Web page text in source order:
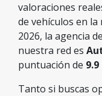
valoraciones
de vehículos en la
2026, la agencia
nuestra red es
puntuación de 9.9
Tanto si buscas